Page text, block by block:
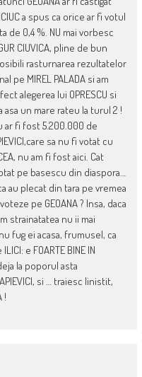
a spus ca orice ar fi votul
de 0,4 %. NU mai vorbesc
CIUVICA, pline de bun
rasturnarea rezultatelor
MIREL PALADA si am
alegerea lui OPRESCU si
un mare rateu la turul 2 !
ar fi fost 5.200.000 de
sa nu fi votat cu
nu am fi fost aici. Cat
pe basescu din diaspora…
plecat din tara pe vremea
pe GEOANA ? Insa, daca
strainatatea nu ii mai
fug ei acasa, frumusel, ca
e FOARTE BINE IN
la poporul asta
si … traiesc linistit,
!